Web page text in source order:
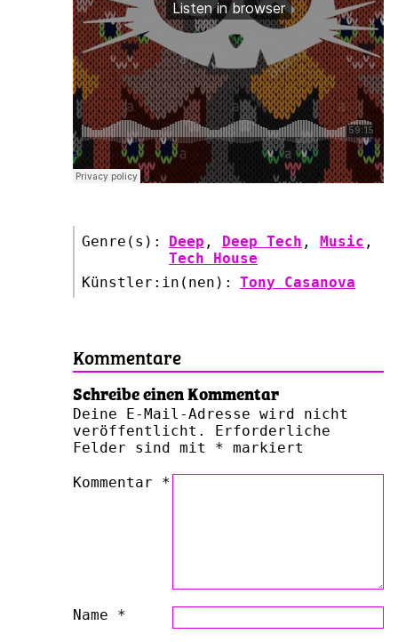
Genre(s): Deep , Deep Tech , Music ,
Tech House
Künstler:in(nen):
Tony Casanova
Kommentare
Schreibe einen Kommentar
Deine E-Mail-Adresse wird nicht
veröffentlicht.
Erforderliche
Felder sind mit * markiert
Kommentar *
Name *